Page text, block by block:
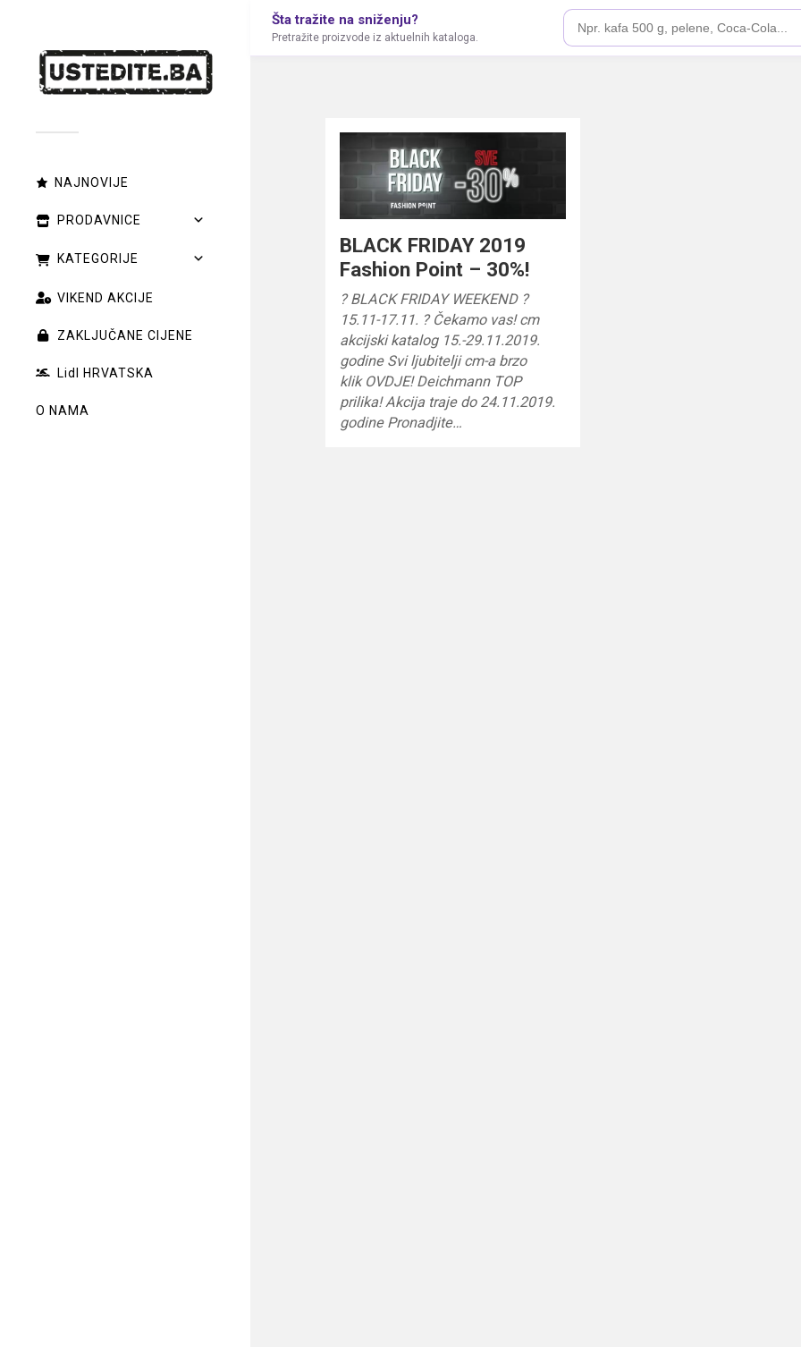
NAJNOVIJE
PRODAVNICE
KATEGORIJE
VIKEND AKCIJE
ZAKLJUČANE CIJENE
Lidl HRVATSKA
O NAMA
Šta tražite na sniženju?
Pretražite proizvode iz aktuelnih kataloga.
BLACK FRIDAY 2019
Fashion Point – 30%!
? BLACK FRIDAY WEEKEND ?
15.11-17.11. ? Čekamo vas! cm
akcijski katalog 15.-29.11.2019.
godine Svi ljubitelji cm-a brzo
klik OVDJE! Deichmann TOP
prilika! Akcija traje do 24.11.2019.
godine Pronadjite…